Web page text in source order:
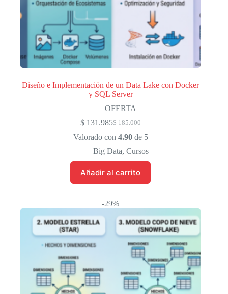
Diseño e Implementación de un Data Lake con Docker
y SQL Server
OFERTA
$185.000
El
precio
era:
$ 185.000.
$131.985El
precio
es:
$ 131.985.
Valorado con 4.90de 5
Big Data, Cursos
Añadir al carrito
-29%